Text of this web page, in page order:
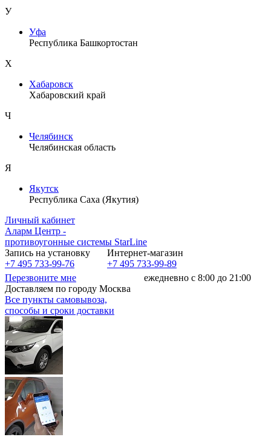
У
Уфа
Республика Башкортостан
Х
Хабаровск
Хабаровский край
Ч
Челябинск
Челябинская область
Я
Якутск
Республика Саха (Якутия)
Личный кабинет
Аларм Центр -
противоугонные системы StarLine
Запись на установку
+7 495 733-99-76
Интернет-магазин
+7 495 733-99-89
Перезвоните мне
ежедневно с 8:00 до 21:00
Доставляем по городу Москва
Все пункты самовывоза,
способы и сроки доставки